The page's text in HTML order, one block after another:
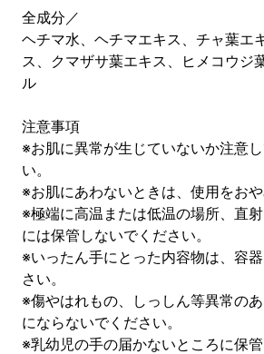
全成分／
ヘチマ水、ヘチマエキス、チャ葉エ
ス、クマザサ葉エキス、ヒメコウジ
ル
注意事項
※お肌に異常が生じていないか注意
い。
※お肌にあわないときは、使用をおや
※極端に高温または低温の場所、直
には保管しないでください。
※いったん手にとった内容物は、容
さい。
※傷やはれもの、しっしん等異常の
にならないでください。
※乳幼児の手の届かないところに保管